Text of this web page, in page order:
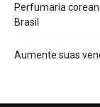
Perfumaria
Brasil
Aumente suas